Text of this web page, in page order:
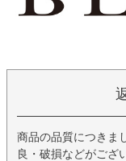
商品の品質につきま
良・破損などがござ